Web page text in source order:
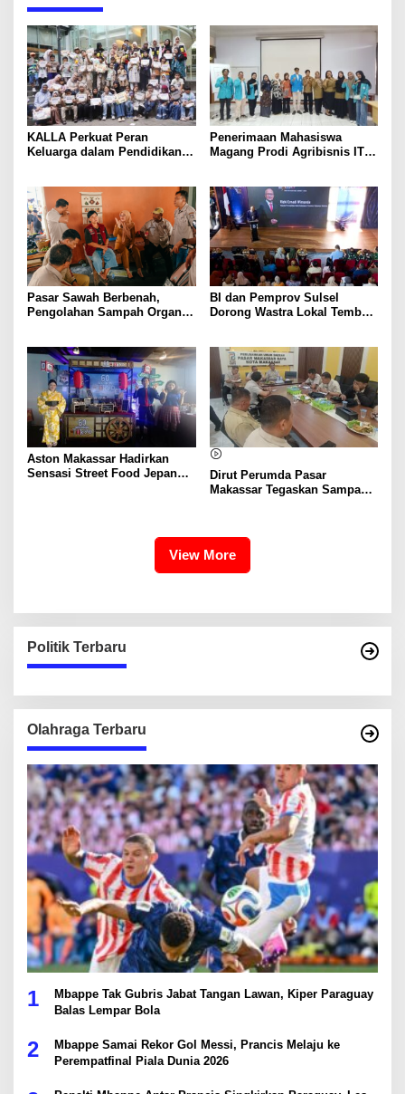
KALLA Perkuat Peran
Keluarga dalam Pendidikan
Penerimaan Mahasiswa
Magang Prodi Agribisnis ITP
Program MBKM
Pasar Sawah Berbenah,
Pengolahan Sampah Organik
BI dan Pemprov Sulsel
Dorong Wastra Lokal Tembus
Aston Makassar Hadirkan
Sensasi Street Food Jepang
Dirut Perumda Pasar
Makassar Tegaskan Sampah
View More
Politik Terbaru
Olahraga Terbaru
1
Mbappe Tak Gubris Jabat Tangan Lawan, Kiper Paraguay
Balas Lempar Bola
2
Mbappe Samai Rekor Gol Messi, Prancis Melaju ke
Perempatfinal Piala Dunia 2026